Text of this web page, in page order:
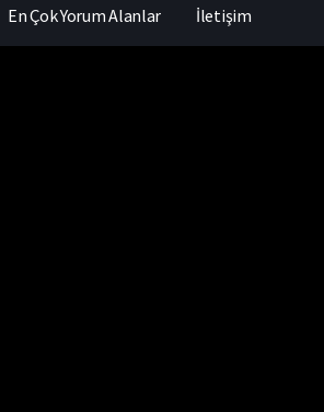
En Çok Yorum Alanlar İletişim